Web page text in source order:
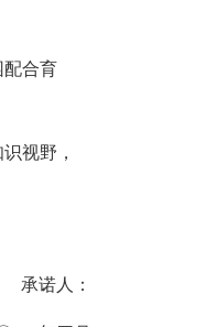
合育
视野，
诺人：